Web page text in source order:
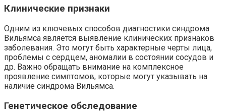
Клинические признаки
Одним из ключевых способов диагностики синдрома
Вильямса является выявление клинических признаков
заболевания. Это могут быть характерные черты лица,
проблемы с сердцем, аномалии в состоянии сосудов и
др. Важно обращать внимание на комплексное
проявление симптомов, которые могут указывать на
наличие синдрома Вильямса.
Генетическое обследование